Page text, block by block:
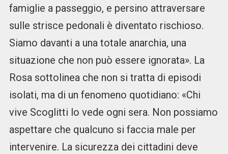
famiglie a passeggio, e persino attraversare
sulle strisce pedonali è diventato rischioso.
Siamo davanti a una totale anarchia, una
situazione che non può essere ignorata». La
Rosa sottolinea che non si tratta di episodi
isolati, ma di un fenomeno quotidiano: «Chi
vive Scoglitti lo vede ogni sera. Non possiamo
aspettare che qualcuno si faccia male per
intervenire. La sicurezza dei cittadini deve